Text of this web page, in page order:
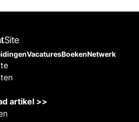
VacaturesBoekenNetwerk
artikel >>